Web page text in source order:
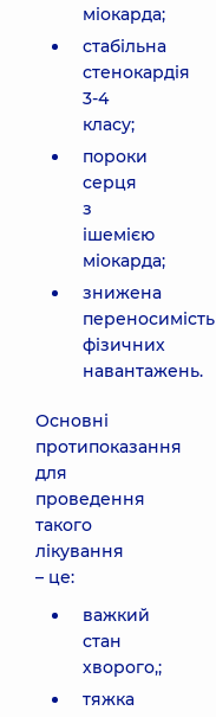
міокарда;
стабільна
стенокардія
3-4
класу;
пороки
серця
з
ішемією
міокарда;
знижена
переносимість
фізичних
навантажень.
Основні
протипоказання
для
проведення
такого
лікування
– це:
важкий
стан
хворого,;
тяжка